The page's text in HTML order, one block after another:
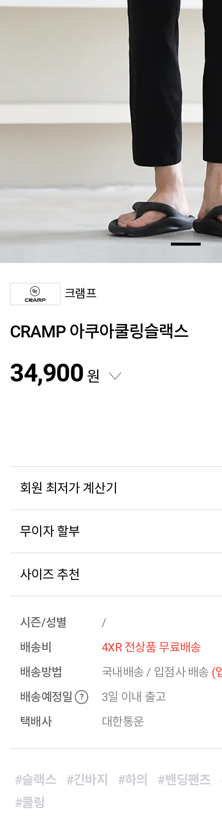
크램프
CRAMP 아쿠아쿨링슬랙스
34,900 원
회원 최저가 계산기
무이자 할부
사이즈 추천
시즌/성별
/
배송비
4XR 전상품 무료배송
배송방법
국내배송 / 입점사 배송 (
배송예정일
?
3일 이내 출고
택배사
대한통운
#슬랙스 #긴바지 #하의 #밴딩팬츠
#쿨링